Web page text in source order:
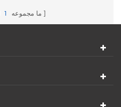
ما مجموعه 1